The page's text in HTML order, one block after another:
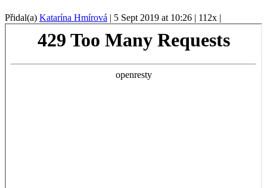
Přidal(a) Katarína Hmírová | 5 Sept 2019 at 10:26 | 112x |